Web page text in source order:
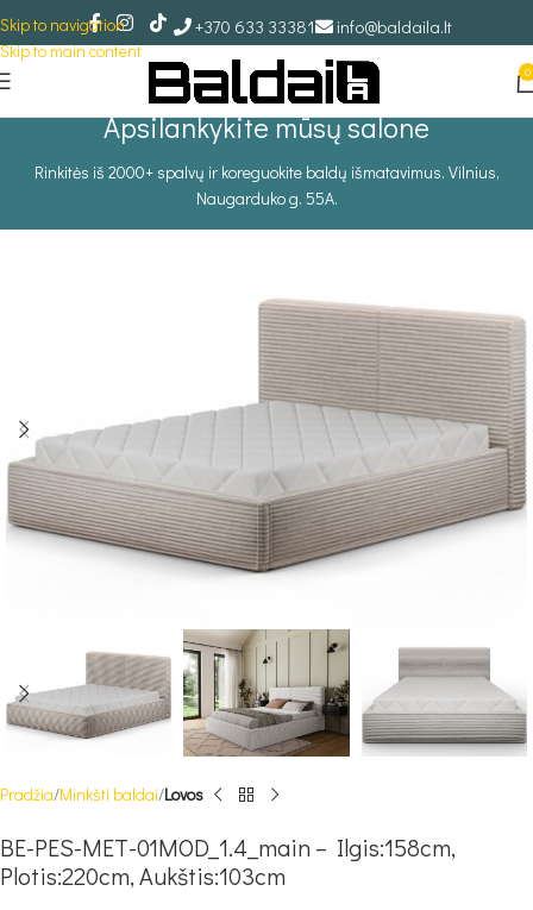
Skip to navigation
Skip to main content
+370 633 33381 info@baldaila.lt
0
Apsilankykite mūsų salone
Rinkitės iš 2000+ spalvų ir koreguokite baldų išmatavimus. Vilnius,
Naugarduko g. 55A.
Pradžia Minkšti baldai Lovos
BE-PES-MET-01MOD_1.4_main – Ilgis:158cm,
Plotis:220cm, Aukštis:103cm